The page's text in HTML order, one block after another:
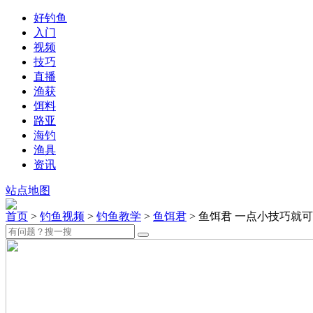
好钓鱼
入门
视频
技巧
直播
渔获
饵料
路亚
海钓
渔具
资讯
站点地图
首页 > 钓鱼视频 > 钓鱼教学 > 鱼饵君 > 鱼饵君 一点小技巧就